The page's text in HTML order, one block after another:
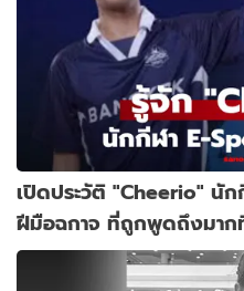
เปิดประวัติ "Cheerio" นั
ฝีมือฉกาจ ที่ถูกพูดถึงมาก